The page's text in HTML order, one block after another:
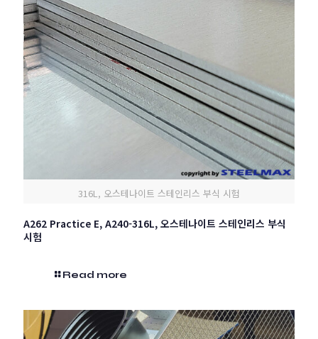
316L, 오스테나이트 스테인리스 부식 시험
A262 Practice E, A240-316L, 오스테나이트 스테인리스 부식
시험
Read more